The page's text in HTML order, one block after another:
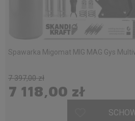
Spawarka Migomat MIG MAG Gys
7 118,00 zł
7 397,00 zł